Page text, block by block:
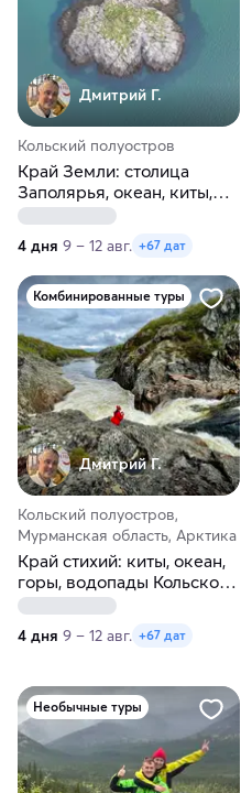
Дмитрий Г.
Кольский полуостров
Край Земли: столица
Заполярья, океан, киты,
тундры,водопады
4 дня 9 – 12 авг. +67 дат
Комбинированные туры
Дмитрий Г.
Кольский полуостров,
Мурманская область, Арктика
Край стихий: киты, океан,
горы, водопады Кольского
полуострова
4 дня 9 – 12 авг. +67 дат
Необычные туры